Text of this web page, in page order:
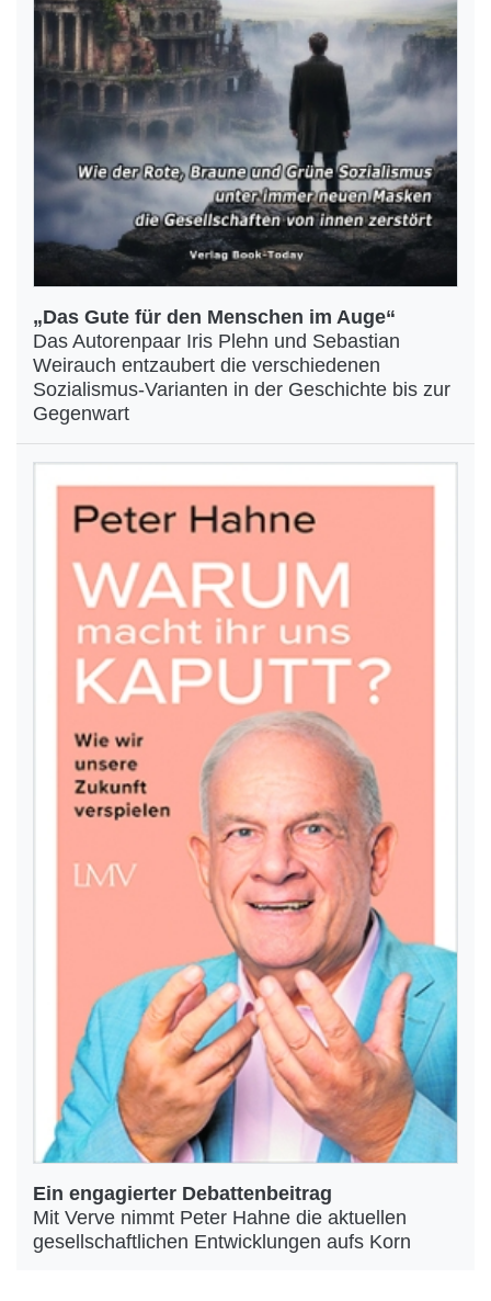
„Das Gute für den Menschen im Auge“
Das Autorenpaar Iris Plehn und Sebastian
Weirauch entzaubert die verschiedenen
Sozialismus-Varianten in der Geschichte bis zur
Gegenwart
Ein engagierter Debattenbeitrag
Mit Verve nimmt Peter Hahne die aktuellen
gesellschaftlichen Entwicklungen aufs Korn